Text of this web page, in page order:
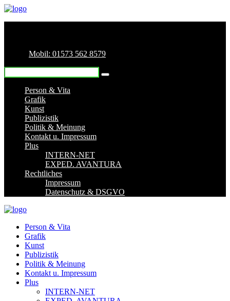
Mobil: 01573 562 8579
Person & Vita
Grafik
Kunst
Publizistik
Politik & Meinung
Kontakt u. Impressum
Plus
INTERN-NET
EXPED. AVANTURA
Rechtliches
Impressum
Datenschutz & DSGVO
Person & Vita
Grafik
Kunst
Publizistik
Politik & Meinung
Kontakt u. Impressum
Plus
INTERN-NET